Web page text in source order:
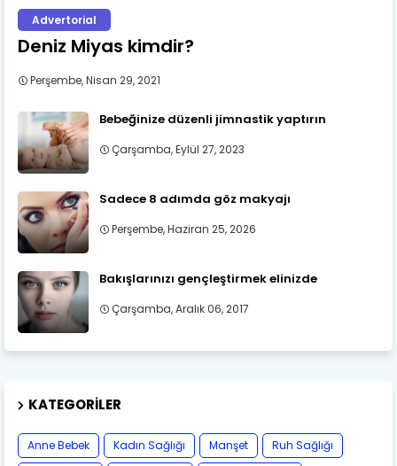
Advertorial
Deniz Miyas kimdir?
Perşembe, Nisan 29, 2021
Bebeğinize düzenli jimnastik yaptırın
Çarşamba, Eylül 27, 2023
Sadece 8 adımda göz makyajı
Perşembe, Haziran 25, 2026
Bakışlarınızı gençleştirmek elinizde
Çarşamba, Aralık 06, 2017
KATEGORILER
Anne Bebek Kadın Sağlığı Manşet
Ruh Sağlığı